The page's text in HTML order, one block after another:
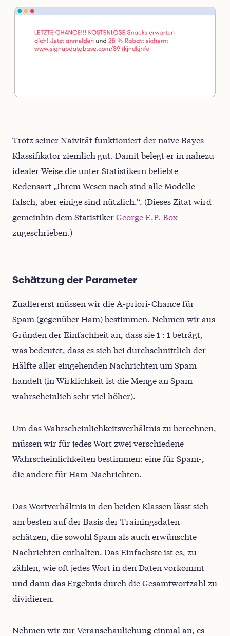
Trotz seiner Naivität funktioniert der naive Bayes-
Klassifikator ziemlich gut. Damit belegt er in nahezu
idealer Weise die unter Statistikern beliebte
Redensart „Ihrem Wesen nach sind alle Modelle
falsch, aber einige sind nützlich.“. (Dieses Zitat wird
gemeinhin dem StatistikerGeorge E.P. Box
zugeschrieben.)
Schätzung der Parameter
Zuallererst müssen wir die A-priori-Chance für
Spam (gegenüber Ham) bestimmen. Nehmen wir aus
Gründen der Einfachheit an, dass sie 1 : 1 beträgt,
was bedeutet, dass es sich bei durchschnittlich der
Hälfte aller eingehenden Nachrichten um Spam
handelt (in Wirklichkeit ist die Menge an Spam
wahrscheinlich sehr viel höher).
Um das Wahrscheinlichkeitsverhältnis zu berechnen,
müssen wir für jedes Wort zwei verschiedene
Wahrscheinlichkeiten bestimmen: eine für Spam-,
die andere für Ham-Nachrichten.
Das Wortverhältnis in den beiden Klassen lässt sich
am besten auf der Basis der Trainingsdaten
schätzen, die sowohl Spam als auch erwünschte
Nachrichten enthalten. Das Einfachste ist es, zu
zählen, wie oft jedes Wort in den Daten vorkommt
und dann das Ergebnis durch die Gesamtwortzahl zu
dividieren.
Nehmen wir zur Veranschaulichung einmal an, es